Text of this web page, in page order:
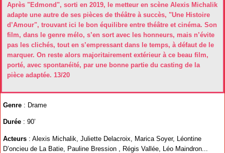
Après "Edmond", sorti en 2019, le metteur en scène Alexis Michalik
adapte une autre de ses pièces de théâtre à succès, "Une Histoire
d’Amour", trouvant ici le bon équilibre entre théâtre et cinéma. Son
film, dans le genre mélo, s’en sort avec les honneurs, mais n’évite
pas les clichés, tout en s’empressant dans le temps, à défaut de le
marquer. On reste alors majoritairement extérieur à ce beau film,
porté, avec spontanéité, par une bonne partie du casting de la
pièce adaptée. 13/20
Genre : Drame
Durée : 90’
Acteurs : Alexis Michalik, Juliette Delacroix, Marica Soyer, Léontine
D’oncieu de La Batie, Pauline Bression , Régis Vallée, Léo Maindron...